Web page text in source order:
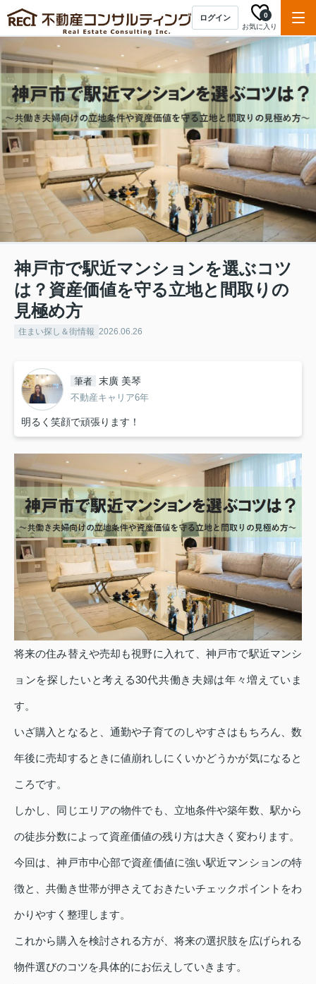
ログイン
お気に入り
0
神戸市で駅近マンションを選ぶコツ
は？資産価値を守る立地と間取りの
見極め方
住まい探し＆街情報 2026.06.26
筆者 末廣 美琴
不動産キャリア6年
明るく笑顔で頑張ります！
将来の住み替えや売却も視野に入れて、神戸市で駅近マンシ
ョンを探したいと考える30代共働き夫婦は年々増えていま
す。
いざ購入となると、通勤や子育てのしやすさはもちろん、数
年後に売却するときに値崩れしにくいかどうかが気になると
ころです。
しかし、同じエリアの物件でも、立地条件や築年数、駅から
の徒歩分数によって資産価値の残り方は大きく変わります。
今回は、神戸市中心部で資産価値に強い駅近マンションの特
徴と、共働き世帯が押さえておきたいチェックポイントをわ
かりやすく整理します。
これから購入を検討される方が、将来の選択肢を広げられる
物件選びのコツを具体的にお伝えしていきます。